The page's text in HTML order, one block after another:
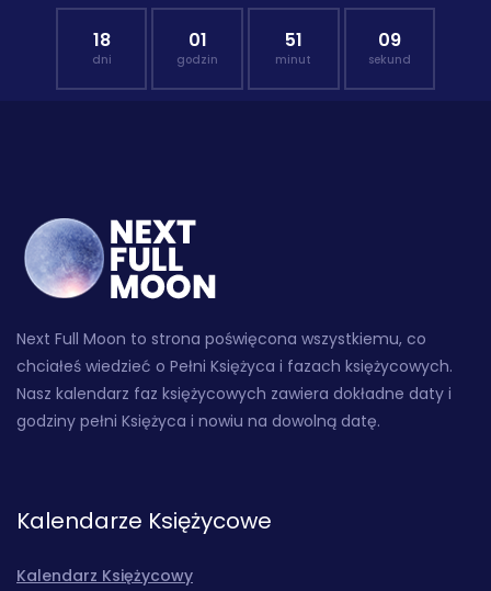
18
dni
01
godzin
51
minut
08
sekund
Next Full Moon to strona poświęcona wszystkiemu, co
chciałeś wiedzieć o Pełni Księżyca i fazach księżycowych.
Nasz kalendarz faz księżycowych zawiera dokładne daty i
godziny pełni Księżyca i nowiu na dowolną datę.
Kalendarze Księżycowe
Kalendarz Księżycowy